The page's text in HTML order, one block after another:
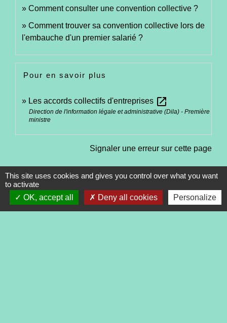
Comment consulter une convention collective ?
Comment trouver sa convention collective lors de
l'embauche d'un premier salarié ?
Pour en savoir plus
Les accords collectifs d'entreprises open_in_new
Direction de l'information légale et administrative (Dila) - Première
ministre
Signaler une erreur sur cette page
This site uses cookies and gives you control over what you want
to activate
OK, accept all
Deny all cookies Personalize